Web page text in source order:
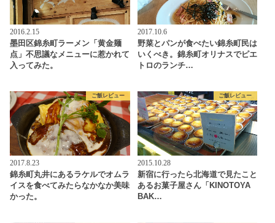
2016.2.15
墨田区錦糸町ラーメン「黄金麺
点」不思議なメニューに惹かれて
入ってみた。
2017.10.6
野菜とパンが食べたい錦糸町民は
いくべき。錦糸町オリナスでピエ
トロのランチ…
ご飯レビュー
2017.8.23
錦糸町丸井にあるラケルでオムラ
イスを食べてみたらなかなか美味
かった。
ご飯レビュー
2015.10.28
新宿に行ったら北海道で見たこと
あるお菓子屋さん「KINOTOYA
BAK…